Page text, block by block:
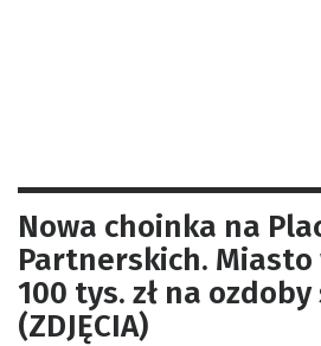
Nowa choinka na
Partnerskich.
100 tys. zł na
(ZDJĘCIA)